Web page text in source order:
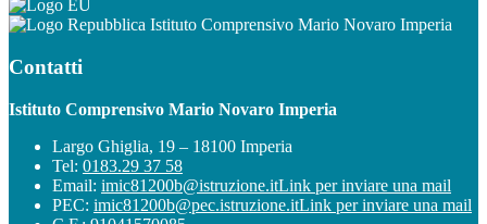
Istituto Comprensivo Mario Novaro Imperia
Contatti
Istituto Comprensivo Mario Novaro Imperia
Largo Ghiglia, 19 – 18100 Imperia
Tel: 0183.29 37 58
Email: imic81200b@istruzione.itLink per inviare una mail
PEC: imic81200b@pec.istruzione.itLink per inviare una mail